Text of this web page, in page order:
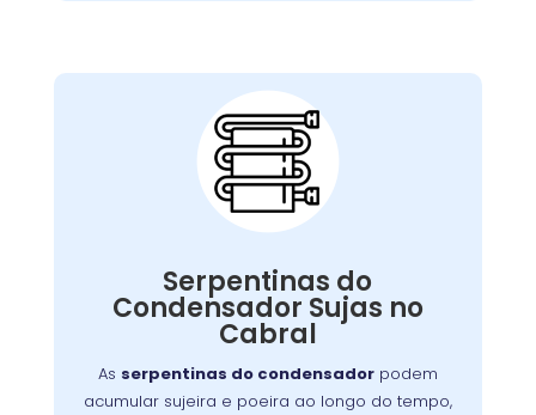
Serpentinas do
Condensador Sujas no
Cabral
As serpentinas do condensadorpodem
acumular sujeira e poeira ao longo do tempo,
Serpentinas do
Condensador Sujas:
limpeza regular
, mas se negligenciado, pode
exigir um serviço mais detalhado para
restaurar o funcionamento adequado do